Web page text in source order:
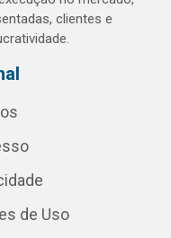
clientes e
de Uso